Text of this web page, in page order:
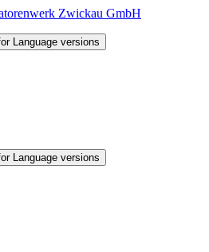
Zwickau GmbH
Language versions
Language versions